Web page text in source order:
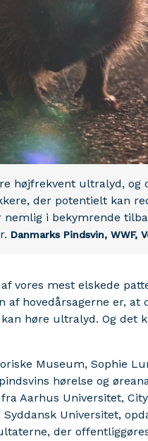
højfrekvent ultralyd, og
der potentielt kan
i bekymrende
Danmarks Pindsvin, WWF,
vores mest elskede
af hovedårsagerne er,
høre ultralyd. Og det
Museum, Sophie
hørelse og
Aarhus Universitet,
Universitet,
der